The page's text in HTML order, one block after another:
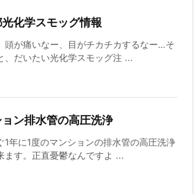
化学スモッグ情報
頭が痛いなー、目がチカチカするなー…そ
、だいたい光化学スモッグ注 ...
ン排水管の高圧洗浄
1年に1度のマンションの排水管の高圧洗浄
ます。正直憂鬱なんですよ ...